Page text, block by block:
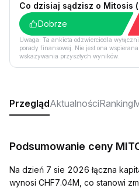
Co dzisiaj sądzisz o Mitosis
Dobrze
Uwaga: Ta ankieta odzwierciedla
porady finansowej. Nie jest ona
wskazywania przyszłych wyników.
PrzeglądAktualnościRanking
Podsumowanie ceny
Na dzień 7 sie 2026 łączna
wynosi CHF7.04M, co stanowi